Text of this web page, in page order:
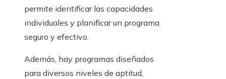
permite identificar las capacidades
individuales y planificar un programa
seguro y efectivo.
Además, hay programas diseñados
para diversos niveles de aptitud,